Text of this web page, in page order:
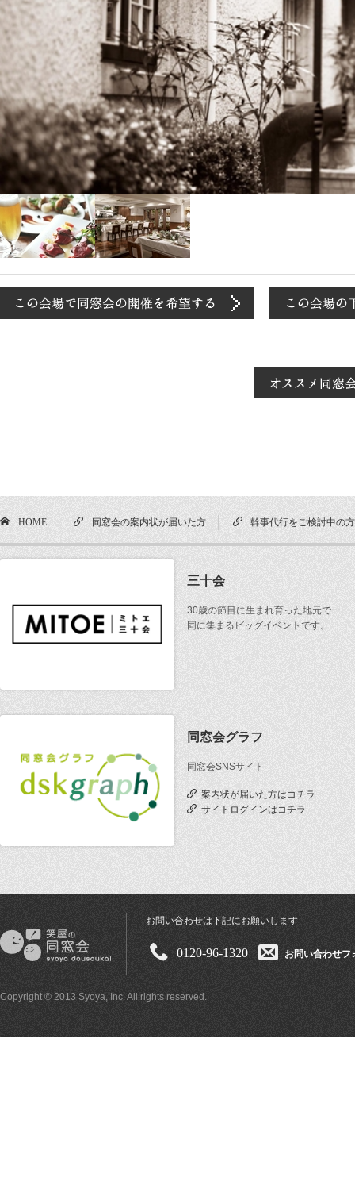
HOME 同窓会の案内状が届いた方 幹事代行をご検討中の方
三十会
30歳の節目に生まれ育った地元で一
同に集まるビッグイベントです。
同窓会グラフ
同窓会SNSサイト
案内状が届いた方はコチラ
サイトログインはコチラ
お問い合わせは下記にお願いします
0120-96-1320 お問い合わせフ
Copyright © 2013 Syoya, Inc. All rights reserved.